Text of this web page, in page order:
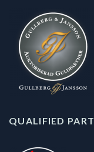
QUALIFIED